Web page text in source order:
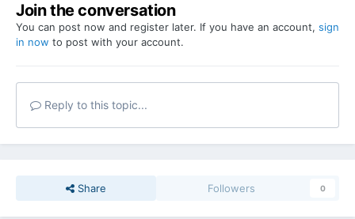
Join the conversation
You can post now and register later. If you have an account, sign
in now to post with your account.
Reply to this topic...
Share Followers 0